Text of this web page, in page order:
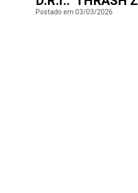
Postado em 03/03/2026